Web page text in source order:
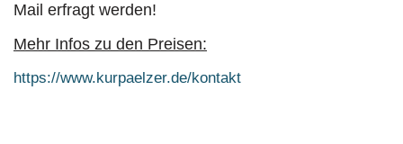
Mail erfragt werden!
Mehr Infos zu den Preisen:
https://www.kurpaelzer.de/kontakt